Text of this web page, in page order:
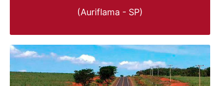
(Auriflama - SP)